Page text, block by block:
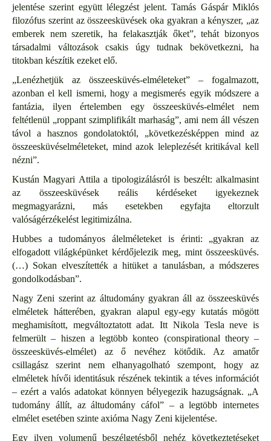
jelentése szerint együtt lélegzést jelent. Tamás Gáspár Miklós
filozófus szerint az összeesküvések oka gyakran a kényszer, „az
emberek nem szeretik, ha felakasztják őket”, tehát bizonyos
társadalmi változások csakis úgy tudnak bekövetkezni, ha
titokban készítik ezeket elő.
„Lenézhetjük az összeesküvés-elméleteket” – fogalmazott,
azonban el kell ismerni, hogy a megismerés egyik módszere a
fantázia, ilyen értelemben egy összeesküvés-elmélet nem
feltétlenül „roppant szimplifikált marhaság”, ami nem áll vészen
távol a hasznos gondolatoktól, „következésképpen mind az
összeesküvéselméleteket, mind azok leleplezését kritikával kell
nézni”.
Kustán Magyari Attila a tipologizálásról is beszélt: alkalmasint
az összeesküvések reális kérdéseket igyekeznek
megmagyarázni, más esetekben egyfajta eltorzult
valóságérzékelést legitimizálna.
Hubbes a tudományos álelméleteket is érinti: „gyakran az
elfogadott világképünket kérdőjelezik meg, mint összeesküvés.
(…) Sokan elveszítették a hitüket a tanulásban, a módszeres
gondolkodásban”.
Nagy Zeni szerint az áltudomány gyakran áll az összeesküvés
elméletek hátterében, gyakran alapul egy-egy kutatás mögött
meghamisított, megváltoztatott adat. Itt Nikola Tesla neve is
felmerült – hiszen a legtöbb konteo (conspirational theory –
összeesküvés-elmélet) az ő nevéhez kötődik. Az amatőr
csillagász szerint nem elhanyagolható szempont, hogy az
elméletek hívői identitásuk részének tekintik a téves információt
– ezért a valós adatokat könnyen bélyegezik hazugságnak. „A
tudomány állít, az áltudomány cáfol” – a legtöbb internetes
elmélet esetében szinte axióma Nagy Zeni kijelentése.
Egy ilyen volumenű beszélgetésből nehéz következtetéseket